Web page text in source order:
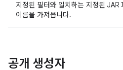
지정된 필터와 일치하는 지정된 JAR
이름을 가져옵니다.
공개 생성자